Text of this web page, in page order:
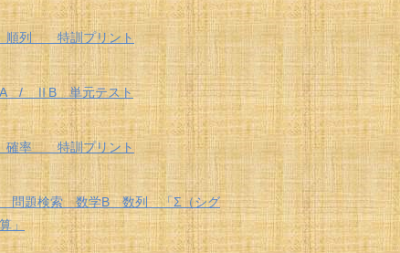
列 特訓プリント
/ ⅡB 単元テスト
率 特訓プリント
問題検索 数学B 数列 「Σ（シグ
」